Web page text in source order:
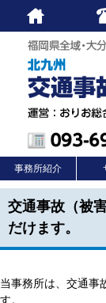
事務所紹介
交通事故（被
だけます。
当事務所は、交通事
す。